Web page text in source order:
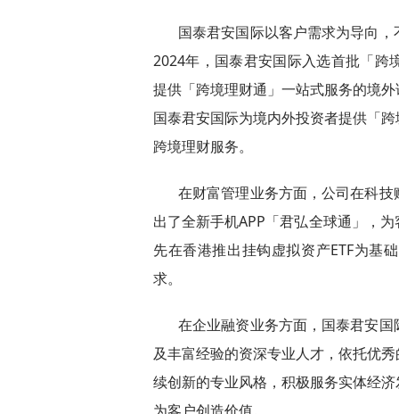
国泰君安国际以客户需求为导向
2024年，国泰君安国际入选首批「跨
提供「跨境理财通」一站式服务的境
国泰君安国际为境内外投资者提供「
跨境理财服务。
在财富管理业务方面，公司在科
出了全新手机APP「君弘全球通」，
先在香港推出挂钩虚拟资产ETF为基
求。
在企业融资业务方面，国泰君安
及丰富经验的资深专业人才，依托优
续创新的专业风格，积极服务实体经